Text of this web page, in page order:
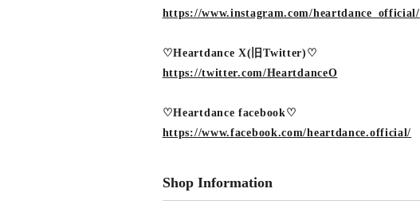
https://www.instagram.com/heartdance_official/
♡Heartdance X(旧Twitter)♡
https://twitter.com/HeartdanceO
♡Heartdance facebook♡
https://www.facebook.com/heartdance.official/
Shop Information